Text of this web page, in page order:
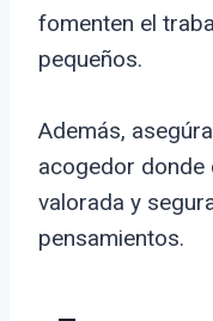
fomenten el
pequeños.
Además,
acogedor donde
valorada y
pensamientos.